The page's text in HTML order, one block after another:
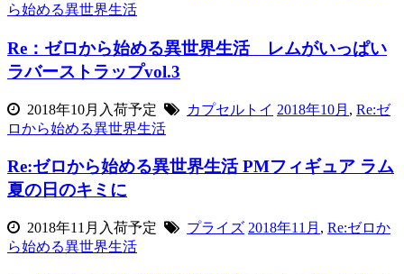
ら始める異世界生活
Re：ゼロから始める異世界生活 レムがいっぱい
ラバーストラップvol.3
2018年10月入荷予定 カプセルトイ 2018年10月 , Re:ゼ
ロから始める異世界生活
Re:ゼロから始める異世界生活 PMフィギュア ラム
夏の日のキミに
2018年11月入荷予定 プライズ 2018年11月 , Re:ゼロか
ら始める異世界生活